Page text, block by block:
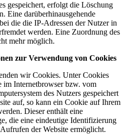
gespeichert, erfolgt die Löschung
Eine darüberhinausgehende
die die IP-Adressen der Nutzer in
werden. Eine Zuordnung des
mehr möglich.
zur Verwendung von Cookies
wir Cookies. Unter Cookies
im Internetbrowser bzw. vom
des Nutzers gespeichert
auf, so kann ein Cookie auf Ihrem
Dieser enthält eine
die eine eindeutige Identifizierung
der Website ermöglicht.